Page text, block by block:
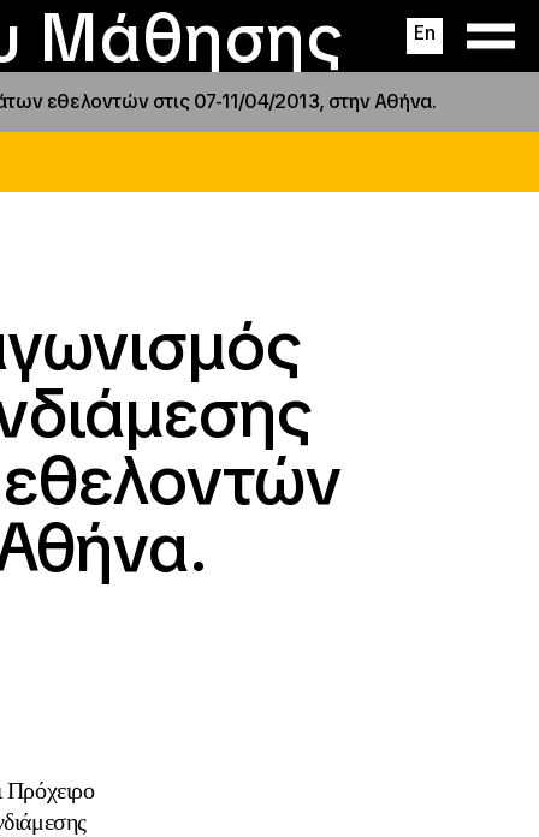
Μάθησης En
εθελοντών στις 07-11/04/2013, στην Αθήνα.